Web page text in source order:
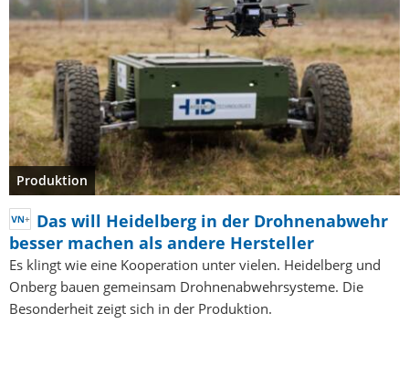
Produktion
Das will Heidelberg in der Drohnenabwehr
besser machen als andere Hersteller
Es klingt wie eine Kooperation unter vielen. Heidelberg und
Onberg bauen gemeinsam Drohnenabwehrsysteme. Die
Besonderheit zeigt sich in der Produktion.